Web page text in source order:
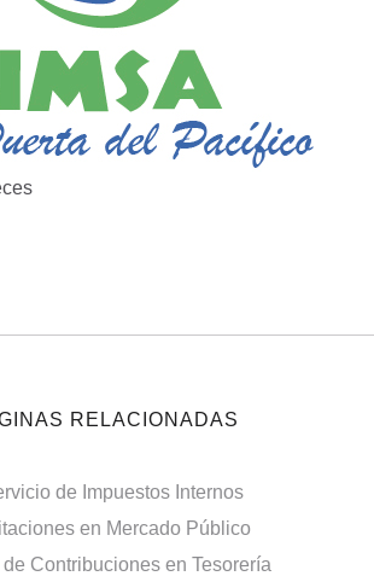
RELACIONADAS
de Impuestos Internos
en Mercado Público
de Contribuciones en Tesorería